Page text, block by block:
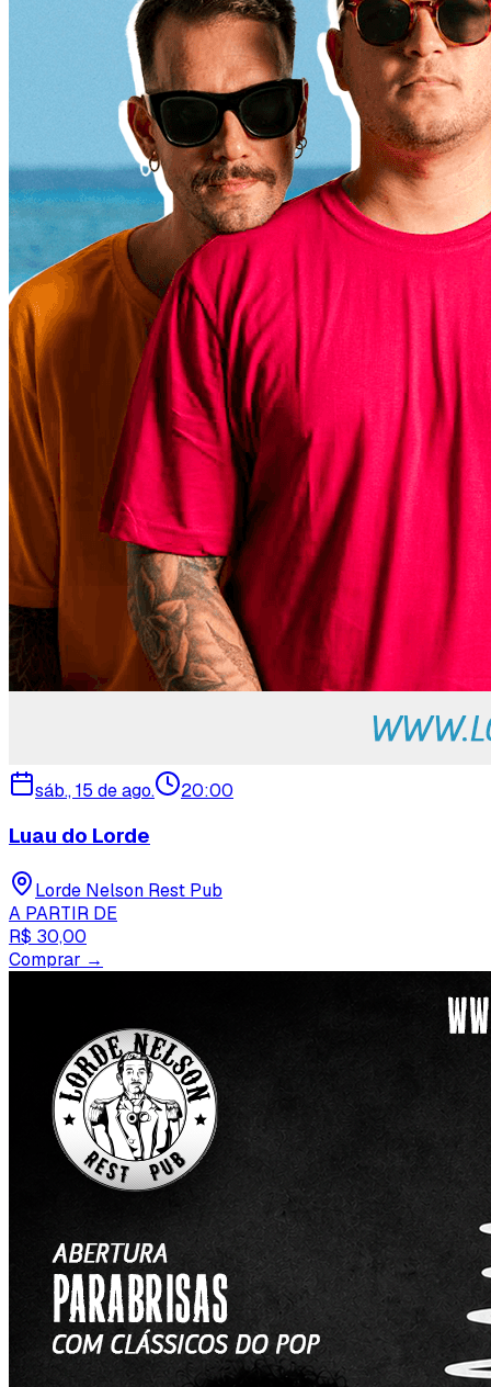
sáb., 15 de ago. 20:00
Luau do Lorde
Lorde Nelson Rest Pub
A PARTIR DE
R$ 30,00
Comprar →